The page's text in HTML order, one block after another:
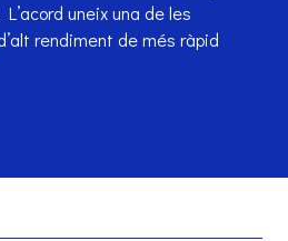
uneix una de les
rendiment de més ràpid